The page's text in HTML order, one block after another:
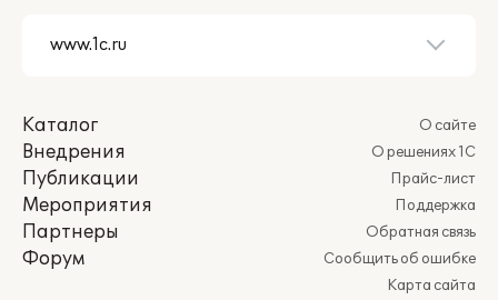
Каталог
Внедрения
Публикации
Мероприятия
Партнеры
Форум
О сайте
О решениях 1С
Прайс-лист
Поддержка
Обратная связь
Сообщить об ошибке
Карта сайта